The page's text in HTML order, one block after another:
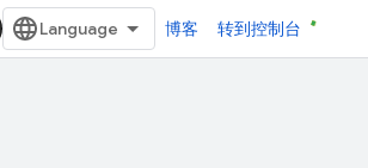
博客 转到控制台